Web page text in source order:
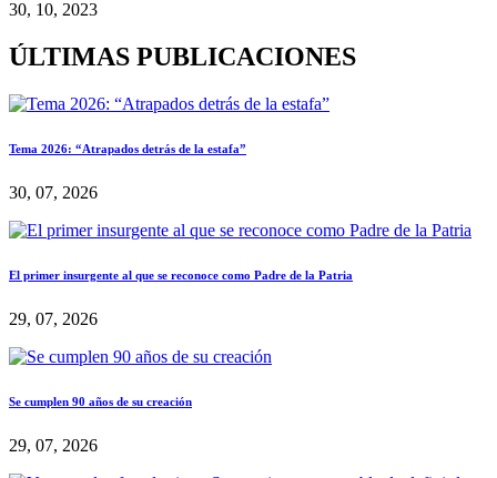
30, 10, 2023
ÚLTIMAS PUBLICACIONES
Tema 2026: “Atrapados detrás de la estafa”
30, 07, 2026
El primer insurgente al que se reconoce como Padre de la Patria
29, 07, 2026
Se cumplen 90 años de su creación
29, 07, 2026